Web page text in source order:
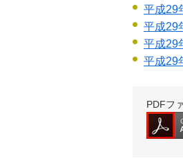
平成29
平成29
平成29
平成29
PDFフ